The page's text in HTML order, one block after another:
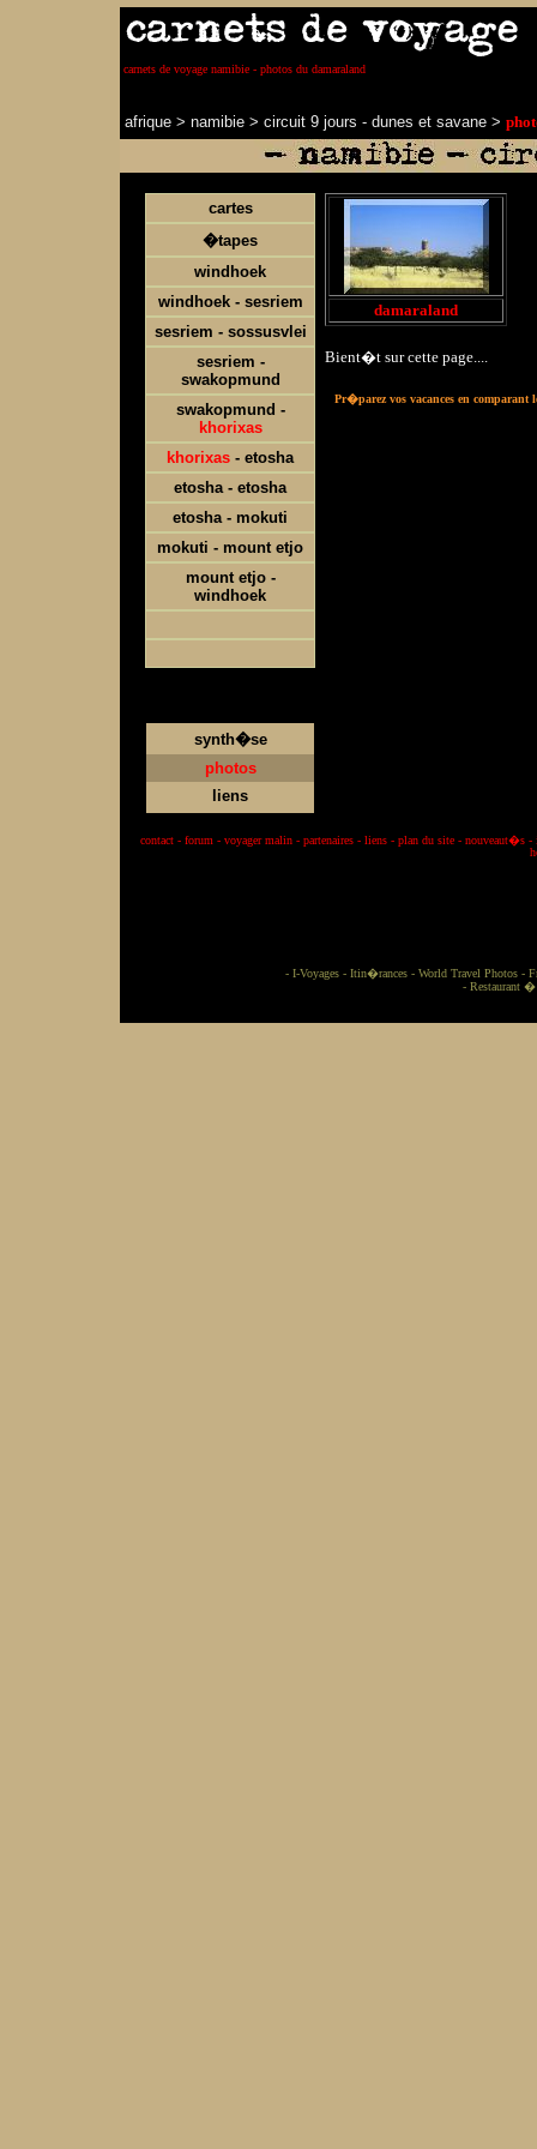
carnets de voyage namibie - photos du damaraland
afrique > namibie > circuit 9 jours - dunes et savane >
cartes
�tapes
windhoek
windhoek - sesriem
sesriem - sossusvlei
sesriem -
swakopmund
swakopmund -
khorixas
khorixas - etosha
etosha - etosha
etosha - mokuti
mokuti - mount etjo
mount etjo -
windhoek
synth�se
photos
liens
damaraland
Bient�t sur cette page....
Pr�parez vos vacances en comparant
contact- forum - voyager malin- partenaires- liens- plan du site- nouveaut�s-
- I-Voyages- Itin�rances- World Travel Photos-
- Restaurant